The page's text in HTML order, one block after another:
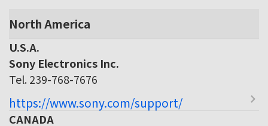
North America
U.S.A.
Sony Electronics Inc.
Tel. 239-768-7676
https://www.sony.com/support/
CANADA